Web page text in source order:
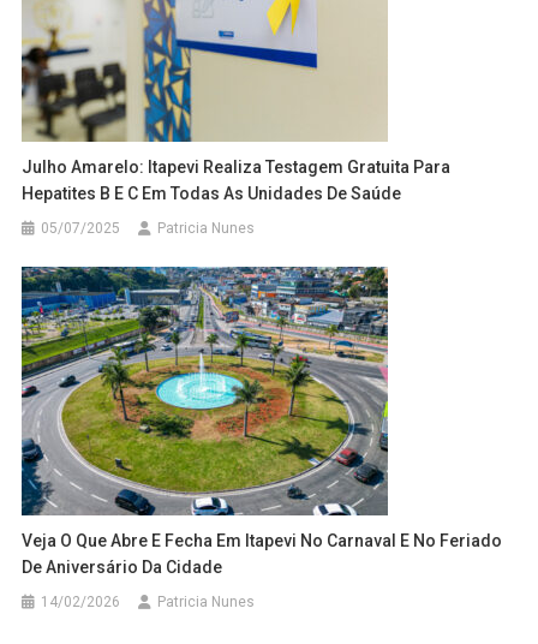
Julho Amarelo: Itapevi Realiza Testagem Gratuita Para
Hepatites B E C Em Todas As Unidades De Saúde
05/07/2025 Patricia Nunes
Veja O Que Abre E Fecha Em Itapevi No Carnaval E No Feriado
De Aniversário Da Cidade
14/02/2026 Patricia Nunes